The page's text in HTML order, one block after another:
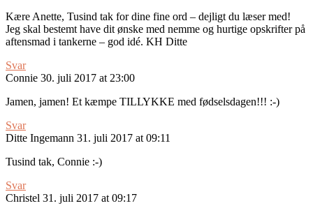
Kære Anette, Tusind tak for dine fine ord – dejligt du læser med!
Jeg skal bestemt have dit ønske med nemme og hurtige opskrifter på
aftensmad i tankerne – god idé. KH Ditte
Svar
Connie 30. juli 2017 at 23:00
Jamen, jamen! Et kæmpe TILLYKKE med fødselsdagen!!! :-)
Svar
Ditte Ingemann 31. juli 2017 at 09:11
Tusind tak, Connie :-)
Svar
Christel 31. juli 2017 at 09:17